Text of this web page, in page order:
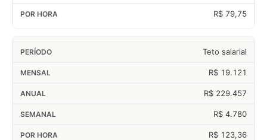
R$ 79,75
Teto salarial
R$ 19.121
R$ 229.457
R$ 4.780
R$ 123,36